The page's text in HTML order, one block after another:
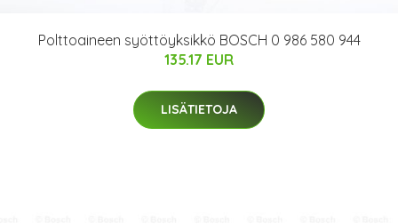
Polttoaineen syöttöyksikkö BOSCH 0 986 580 944
135.17 EUR
LISÄTIETOJA